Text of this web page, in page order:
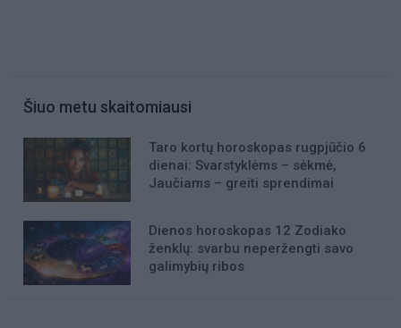
Šiuo metu skaitomiausi
Taro kortų horoskopas rugpjūčio 6
dienai: Svarstyklėms – sėkmė,
Jaučiams – greiti sprendimai
Dienos horoskopas 12 Zodiako
ženklų: svarbu neperžengti savo
galimybių ribos